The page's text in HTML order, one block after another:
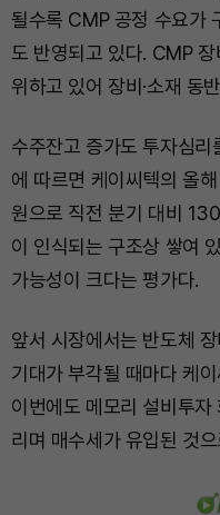
될수록 CMP 공정 수요가
도 반영되고 있다. CMP
위하고 있어 장비·소재 동
수주잔고 증가도 투자심리
에 따르면 케이씨텍의 올
원으로 직전 분기 대비
이 인식되는 구조상 쌓여
가능성이 크다는 평가다.
앞서 시장에서는 반도체
기대가 부각될 때마다 케
이번에도 메모리 설비투
리며 매수세가 유입된 것